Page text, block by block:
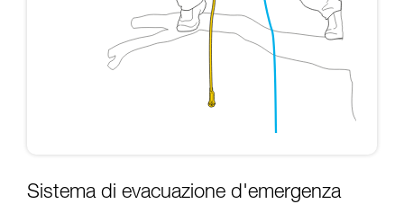
Sistema di evacuazione d'emergenza